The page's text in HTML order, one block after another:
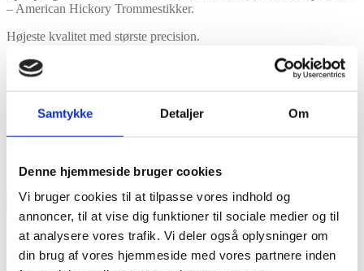
Samtykke Detaljer Om
Denne hjemmeside bruger cookies
Vi bruger cookies til at tilpasse vores indhold og
annoncer, til at vise dig funktioner til sociale medier og til
at analysere vores trafik. Vi deler også oplysninger om
din brug af vores hjemmeside med vores partnere inden
– American Hickory Trommestikker.
Højeste kvalitet med største precision.
Størrelse: 7A3 – Tykkelse 13,7mm – Længde 409mm
Træsort: Selected American Hickory
Model: DL-DS-FD7A3-NA
13,7mm x 409mm